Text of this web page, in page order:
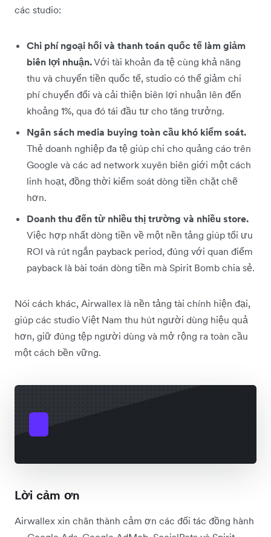
các studio:
Chi phí ngoại hối và thanh toán quốc tế làm giảm
biên lợi nhuận.Với tài khoản đa tệ cùng khả năng
thu và chuyển tiền quốc tế, studio có thể giảm chi
phí chuyển đổi và cải thiện biên lợi nhuận lên đến
khoảng 1%, qua đó tái đầu tư cho tăng trưởng.
Ngân sách media buying toàn cầu khó kiểm soát.
Thẻ doanh nghiệp đa tệ giúp chi cho quảng cáo trên
Google và các ad network xuyên biên giới một cách
linh hoạt, đồng thời kiểm soát dòng tiền chặt chẽ
hơn.
Doanh thu đến từ nhiều thị trường và nhiều store.
Việc hợp nhất dòng tiền về một nền tảng giúp tối ưu
ROI và rút ngắn payback period, đúng với quan điểm
payback là bài toán dòng tiền mà Spirit Bomb chia sẻ.
Nói cách khác, Airwallex là nền tảng tài chính hiện đại,
giúp các studio Việt Nam thu hút người dùng hiệu quả
hơn, giữ đúng tệp người dùng và mở rộng ra toàn cầu
một cách bền vững.
Lời cảm ơn
Airwallex xin chân thành cảm ơn các đối tác đồng hành